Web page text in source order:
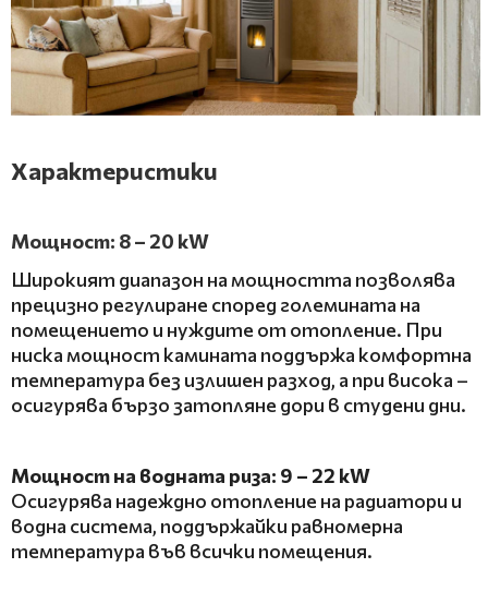
Характеристики
Мощност: 8 – 20 kW
Широкият диапазон на мощността позволява
прецизно регулиране според големината на
помещението и нуждите от отопление. При
ниска мощност камината поддържа комфортна
температура без излишен разход, а при висока –
осигурява бързо затопляне дори в студени дни.
Мощност на водната риза: 9 – 22 kW
Осигурява надеждно отопление на радиатори и
водна система, поддържайки равномерна
температура във всички помещения.